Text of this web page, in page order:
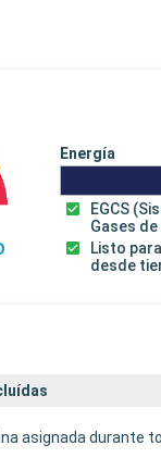
Energía
EGCS
Gases de
Listo
desde
asignada durante